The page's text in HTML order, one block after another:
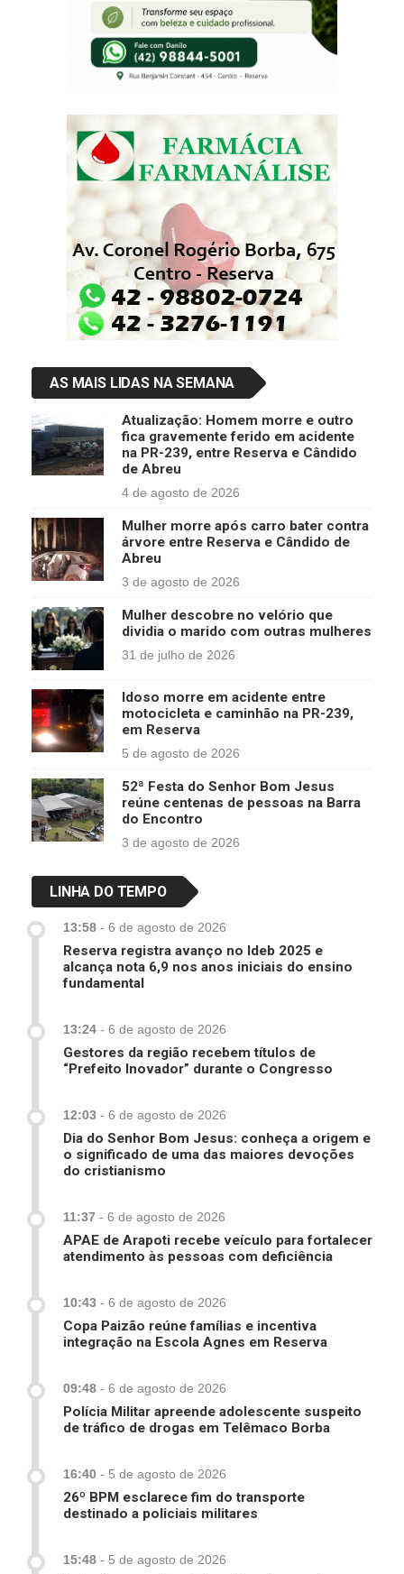
AS MAIS LIDAS NA SEMANA
Atualização: Homem morre e outro
fica gravemente ferido em acidente
na PR-239, entre Reserva e Cândido
de Abreu
4 de agosto de 2026
Mulher morre após carro bater contra
árvore entre Reserva e Cândido de
Abreu
3 de agosto de 2026
Mulher descobre no velório que
dividia o marido com outras mulheres
31 de julho de 2026
Idoso morre em acidente entre
motocicleta e caminhão na PR-239,
em Reserva
5 de agosto de 2026
52ª Festa do Senhor Bom Jesus
reúne centenas de pessoas na Barra
do Encontro
3 de agosto de 2026
LINHA DO TEMPO
13:58 - 6 de agosto de 2026
Reserva registra avanço no Ideb 2025 e
alcança nota 6,9 nos anos iniciais do ensino
fundamental
13:24 - 6 de agosto de 2026
Gestores da região recebem títulos de
“Prefeito Inovador” durante o Congresso
12:03 - 6 de agosto de 2026
Dia do Senhor Bom Jesus: conheça a origem e
o significado de uma das maiores devoções
do cristianismo
11:37 - 6 de agosto de 2026
APAE de Arapoti recebe veículo para fortalecer
atendimento às pessoas com deficiência
10:43 - 6 de agosto de 2026
Copa Paizão reúne famílias e incentiva
integração na Escola Agnes em Reserva
09:48 - 6 de agosto de 2026
Polícia Militar apreende adolescente suspeito
de tráfico de drogas em Telêmaco Borba
16:40 - 5 de agosto de 2026
26º BPM esclarece fim do transporte
destinado a policiais militares
15:48 - 5 de agosto de 2026